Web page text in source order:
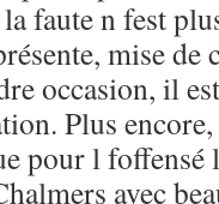
faute n fest
mise de
occasion, il
Plus
pour l
avec